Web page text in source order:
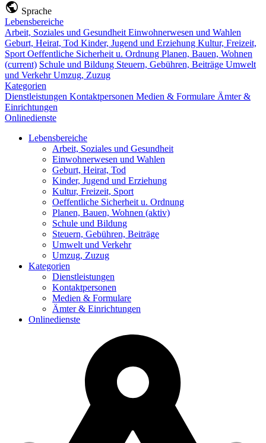
Sprache
Lebensbereiche
Arbeit, Soziales und Gesundheit Einwohnerwesen und Wahlen
Geburt, Heirat, Tod Kinder, Jugend und Erziehung Kultur, Freizeit,
Sport Oeffentliche Sicherheit u. Ordnung Planen, Bauen, Wohnen
(current) Schule und Bildung Steuern, Gebühren, Beiträge Umwelt
und VerkehrUmzug, Zuzug
Kategorien
Dienstleistungen Kontaktpersonen Medien & Formulare Ämter &
Einrichtungen
Onlinedienste
Lebensbereiche
Arbeit, Soziales und Gesundheit
Einwohnerwesen und Wahlen
Geburt, Heirat, Tod
Kinder, Jugend und Erziehung
Kultur, Freizeit, Sport
Oeffentliche Sicherheit u. Ordnung
Planen, Bauen, Wohnen (aktiv)
Schule und Bildung
Steuern, Gebühren, Beiträge
Umwelt und Verkehr
Umzug, Zuzug
Kategorien
Dienstleistungen
Kontaktpersonen
Medien & Formulare
Ämter & Einrichtungen
Onlinedienste